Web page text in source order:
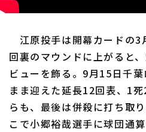
江原投手は開幕カードの3
回裏のマウンドに上がると
ビューを飾る。9月15日千
まま迎えた延長12回表、1
らも、最後は併殺に打ち取
こで小郷裕哉選手に球団通